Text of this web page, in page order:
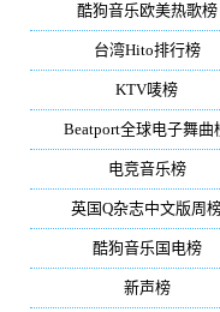
酷狗音乐欧美热歌榜
台湾Hito排行榜
KTV唛榜
Beatport全球电子舞曲
电竞音乐榜
英国Q杂志中文版周
酷狗音乐国电榜
新声榜